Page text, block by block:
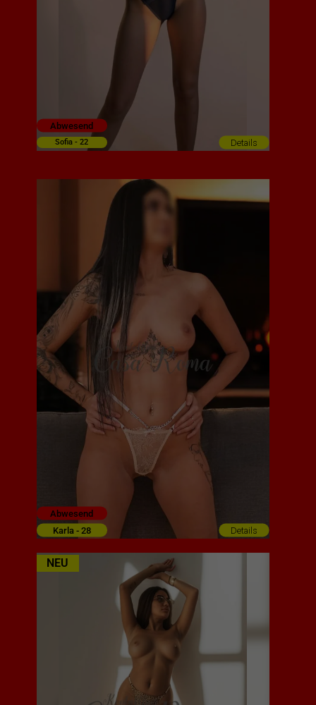
Sofia - 22
Abwesend
Details
Karla - 28
Abwesend
Details
NEU